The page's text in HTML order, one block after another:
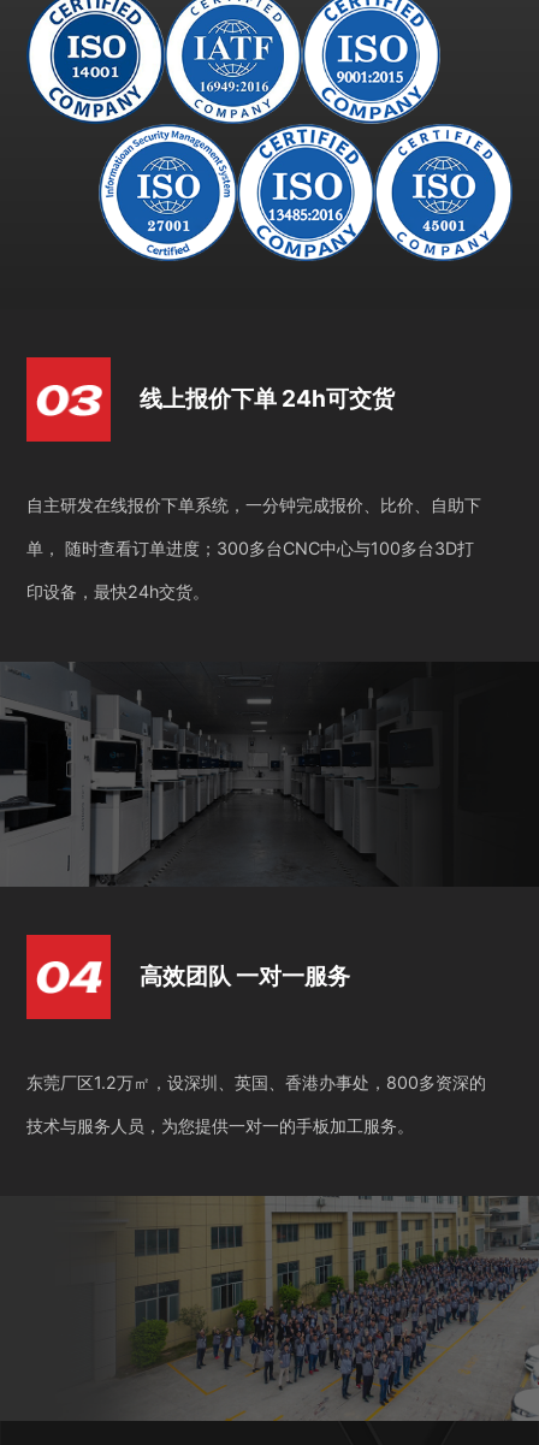
线上报价下单 24h可交货
自主研发在线报价下单系统，一分钟完成报价、比价、自助下
单， 随时查看订单进度；300多台CNC中心与100多台3D打
印设备，最快24h交货。
高效团队 一对一服务
东莞厂区1.2万㎡，设深圳、英国、香港办事处，800多资深的
技术与服务人员，为您提供一对一的手板加工服务。